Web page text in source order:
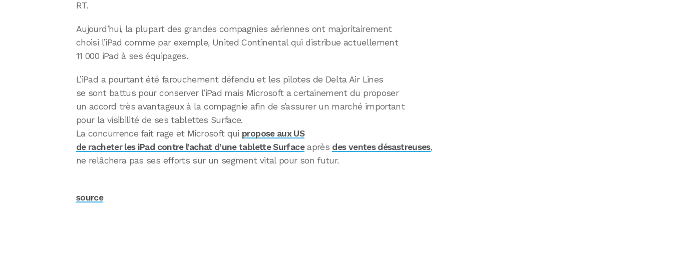
RT.
Aujourd’hui, la plupart des grandes compagnies aériennes ont majoritairement
choisi l’iPad comme par exemple, United Continental qui distribue actuellement
11 000 iPad à ses équipages.
L’iPad a pourtant été farouchement défendu et les pilotes de Delta Air Lines
se sont battus pour conserver l’iPad mais Microsoft a certainement du proposer
un accord très avantageux à la compagnie afin de s’assurer un marché important
pour la visibilité de ses tablettes Surface.
La concurrence fait rage et Microsoft qui propose aux US
de racheter les iPad contre l’achat d’une tablette Surfaceaprès des ventes désastreuses,
ne relâchera pas ses efforts sur un segment vital pour son futur.
source